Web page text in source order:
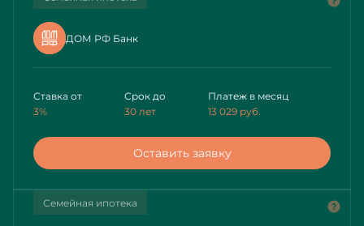
ДОМ РФ Банк
Ставка от
3%
Срок до
30 лет
Платеж в месяц
13 029 руб.
Оставить заявку
Семейная ипотека